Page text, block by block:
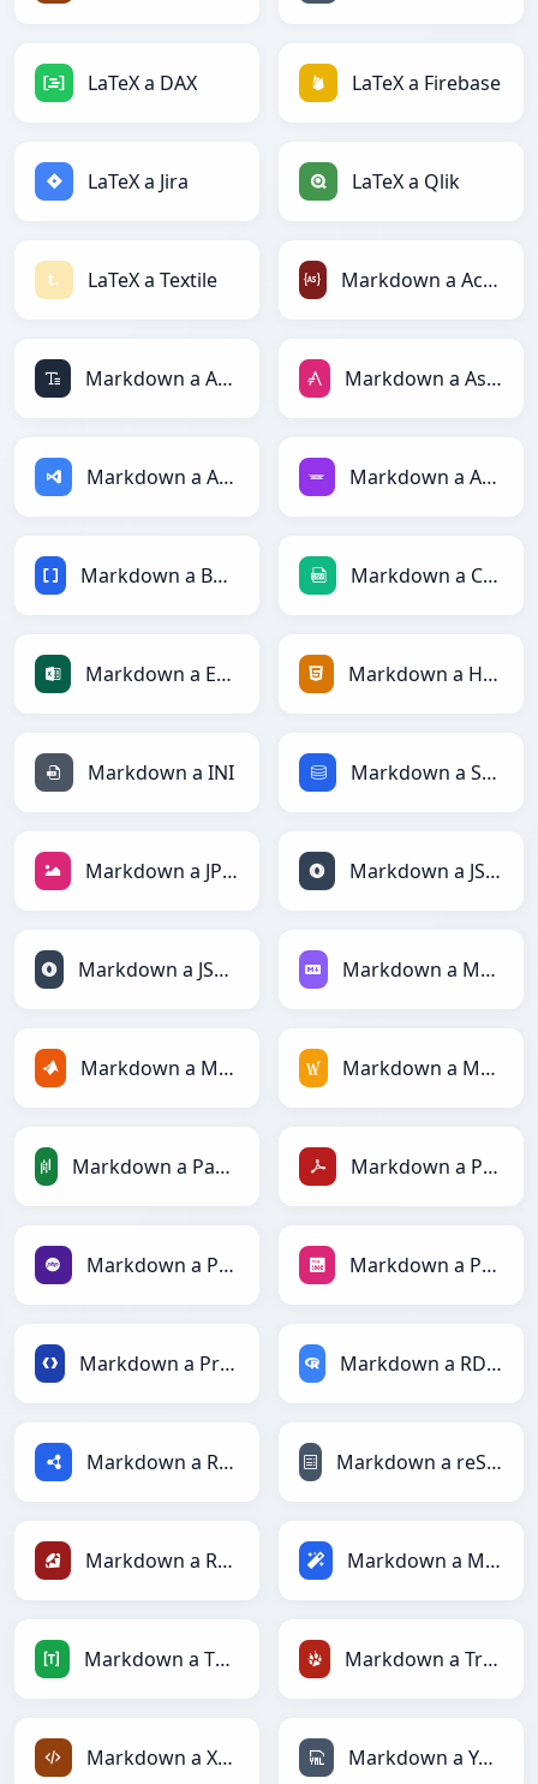
LaTeX a DAX LaTeX a Firebase
LaTeX a Jira LaTeX a Qlik
LaTeX a Textile Markdown a ActionScript
Markdown a ASCII Markdown a AsciiDoc
Markdown a ASP Markdown a Avro
Markdown a BBCode Markdown a CSV
Markdown a Excel Markdown a HTML
Markdown a INI Markdown a SQL
Markdown a JPEG Markdown a JSON
Markdown a JSONLines Markdown a Markdown
Markdown a MATLAB Markdown a MediaWiki
Markdown a PandasDataFrame Markdown a PDF
Markdown a PHP Markdown a PNG
Markdown a Protobuf Markdown a RDataFrame
Markdown a RDF Markdown a reStructuredText
Markdown a Ruby Markdown a Magic
Markdown a TOML Markdown a TracWiki
Markdown a XML Markdown a YAML